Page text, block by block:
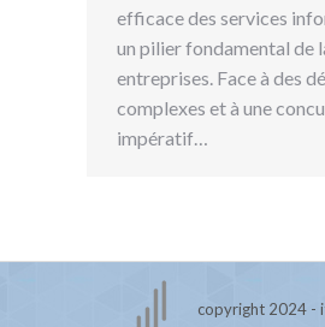
efficace des services
un pilier fondamental de
entreprises. Face à des
complexes et à une
impératif…
copyright 2024 -